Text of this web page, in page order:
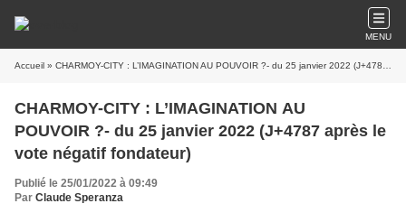
MENU
Accueil » CHARMOY-CITY : L’IMAGINATION AU POUVOIR ?- du 25 janvier 2022 (J+4787 après le vote négatif fondateur)
CHARMOY-CITY : L’IMAGINATION AU
POUVOIR ?- du 25 janvier 2022 (J+4787 après le
vote négatif fondateur)
Publié le 25/01/2022 à 09:49
Par Claude Speranza